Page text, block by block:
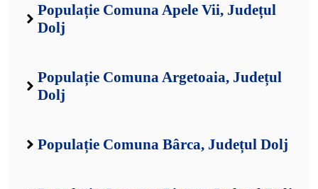
Populație Comuna Apele Vii, Județul
Dolj
Populație Comuna Argetoaia, Județul
Dolj
Populație Comuna Bârca, Județul Dolj